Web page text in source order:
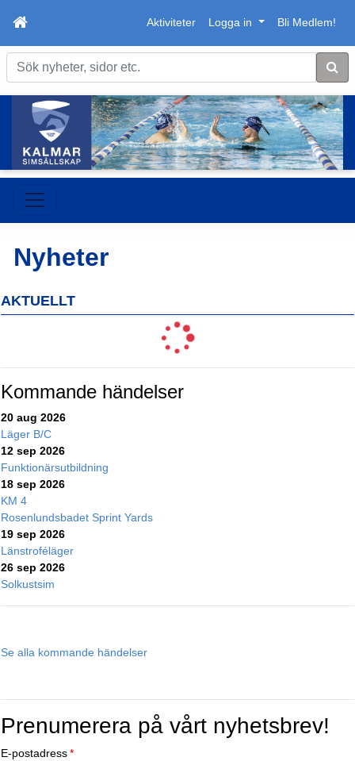
Aktiviteter Logga in Bli Medlem!
Sök
AKTUELLT
Kommande händelser
20 aug 2026
Läger B/C
12 sep 2026
Funktionärsutbildning
18 sep 2026
KM 4
Rosenlundsbadet Sprint Yards
19 sep 2026
Länstroféläger
26 sep 2026
Solkustsim
Se alla kommande händelser
Prenumerera på vårt nyhetsbrev!
E-postadress
Nyheter